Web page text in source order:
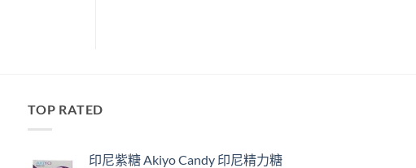
TOP RATED
印尼紫糖 Akiyo Candy 印尼精力糖